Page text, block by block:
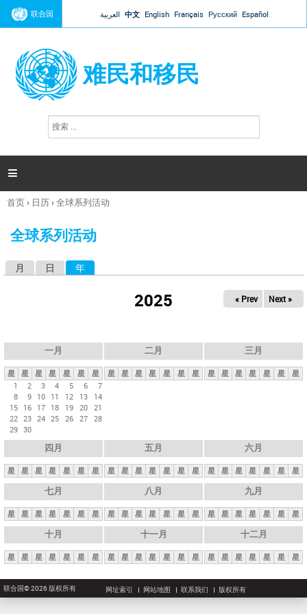
Jump to navigation
联合国 العربية 中文 English Français Русский Español
难民和移民
搜
索

你
这
首页› 日历›全球系列活动
全球系列活动
月 日 年
2025 « Prev Next »
一月
星 星 星 星 星 星
星
1
2 3 4 5 6
7
8
9 10 11 12 13
14
15 16 17 18 19 20 21
22 23 24 25 26 27 28
29 30
二月
星 星 星 星 星 星 星
三月
星 星 星 星 星 星 星
四月
星 星 星 星 星 星 星
五月
星 星 星 星 星 星 星
六月
星 星 星 星 星 星 星
七月
星 星 星 星 星 星 星
八月
星 星 星 星 星 星 星
九月
星 星 星 星 星 星 星
十月
星 星 星 星 星 星 星
十一月
星 星 星 星 星 星 星
十二月
星 星 星 星 星 星 星
联合国© 2026 版权所有 网址索引 网站地图 联系我们 版权所有